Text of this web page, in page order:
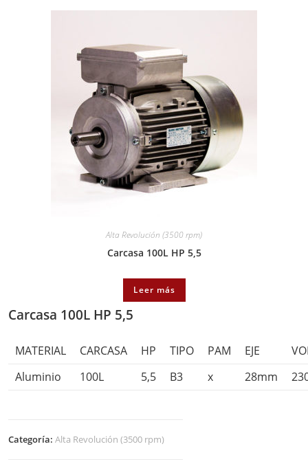
Alta Revolución (3500 rpm)
Carcasa 100L HP 5,5
Leer más
Carcasa 100L HP 5,5
MATERIAL CARCASA HP TIPO PAM EJE
Aluminio
100L 5,5 B3 x 28mm
Categoría:Alta Revolución (3500 rpm)